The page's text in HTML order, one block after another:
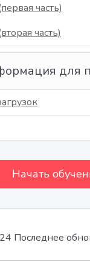
часть)
часть)
для
Начать
Последнее